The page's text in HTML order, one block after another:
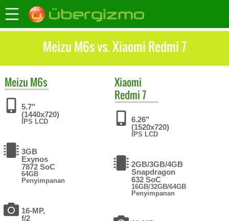
Meizu M6s vs. Xiaomi Redmi 7
Meizu M6s
5.7"
(1440x720)
IPS LCD
3GB
Exynos
7872 SoC
64GB
Penyimpanan
16-MP,
f/2
Xiaomi
Redmi 7
6.26"
(1520x720)
IPS LCD
2GB/3GB/4GB
Snapdragon
632 SoC
16GB/32GB/64GB
Penyimpanan